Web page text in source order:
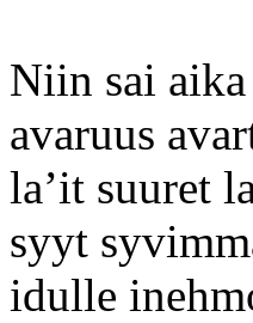
Niin sai
avaruus
la’it suuret
syyt
idulle